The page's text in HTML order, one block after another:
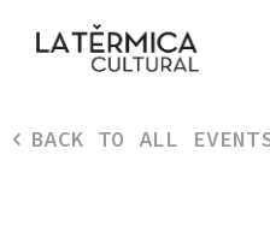
BACK TO ALL